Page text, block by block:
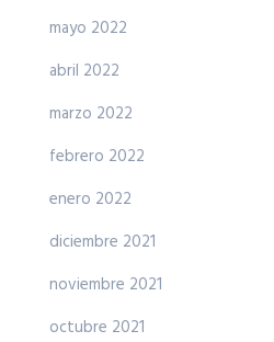
mayo 2022
abril 2022
marzo 2022
febrero 2022
enero 2022
diciembre 2021
noviembre 2021
octubre 2021